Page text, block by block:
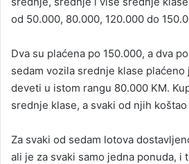
od 50.000, 80.000, 120.000 do
Dva su plaćena po 150.000, a dva
sedam vozila srednje klase plaćeno
deveti u istom rangu 80.000 KM.
srednje klase, a svaki od njih
Za svaki od sedam lotova
ali je za svaki samo jedna ponuda, i